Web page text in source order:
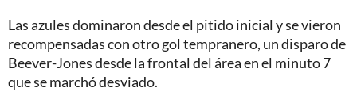
Las azules dominaron desde el pitido inicial y se vieron
recompensadas con otro gol tempranero, un disparo de
Beever-Jones desde la frontal del área en el minuto 7
que se marchó desviado.